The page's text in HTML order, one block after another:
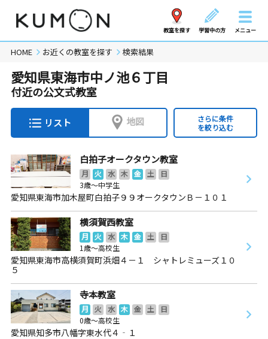
教室を探す 学習中の方 メニュー
HOME お近くの教室を探す 検索結果
愛知県東海市中ノ池６丁目
付近の公文式教室
リスト 地図
さらに条件
を絞り込む
白拍子オークタウン教室
月 火 水 木 金 土
日
3歳～中学生
愛知県東海市加木屋町白拍子９９オークタウンＢ－１０１
横須賀西教室
月 火 水 木 金 土
日
1歳～高校生
愛知県東海市高横須賀町浜畑４－１ シャトレミューズ１０
５
寺本教室
月 火 水 木 金 土
日
0歳～高校生
愛知県知多市八幡字東水代４‐１